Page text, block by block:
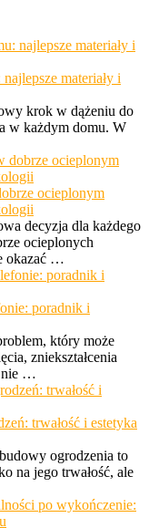
materiały i
krok w dążeniu do
w każdym domu. W
ocieplonym
decyzja dla każdego
ocieplonych
okazać …
poradnik i
który może
zniekształcenia
nie …
trwałość i estetyka
ogrodzenia to
na jego trwałość, ale